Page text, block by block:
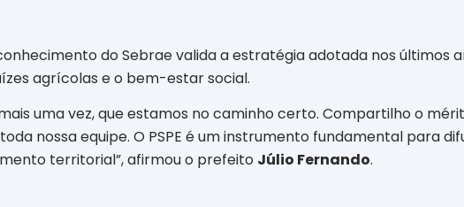
do Sebrae valida a estratégia adotada nos últimos
agrícolas e o bem-estar social.
uma vez, que estamos no caminho certo. Compartilho o
nossa equipe. O PSPE é um instrumento fundamental para
territorial”, afirmou o prefeito Júlio Fernando.